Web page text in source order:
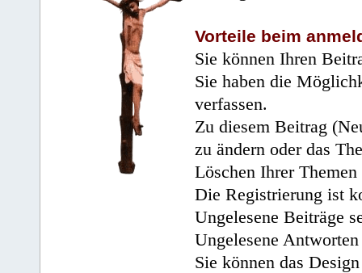
Vorteile beim
Sie können Ihren
Sie haben die
verfassen.
Zu diesem Beitrag
zu ändern oder das
Löschen Ihrer
Die Registrierung ist
Ungelesene Beiträge
Ungelesene
Sie können das